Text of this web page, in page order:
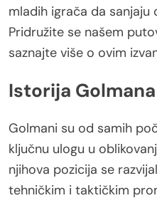
mladih igrača da sanjaju
Pridružite se našem
saznajte više o ovim
Istorija Golmana
Golmani su od samih
ključnu ulogu u
njihova pozicija se
tehničkim i taktičkim